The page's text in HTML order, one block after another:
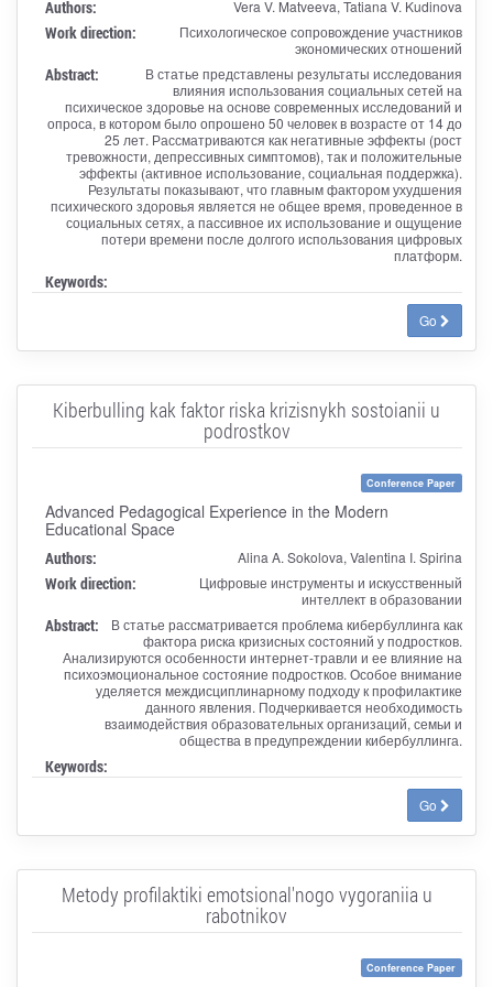
Authors: Vera V. Matveeva, Tatiana V. Kudinova
Work direction:
Психологическое сопровождение участников
экономических отношений
Abstract:
В статье представлены результаты исследования
влияния использования социальных сетей на
психическое здоровье на основе современных исследований и
опроса, в котором было опрошено 50 человек в возрасте от 14 до
25 лет. Рассматриваются как негативные эффекты (рост
тревожности, депрессивных симптомов), так и положительные
эффекты (активное использование, социальная поддержка).
Результаты показывают, что главным фактором ухудшения
психического здоровья является не общее время, проведенное в
социальных сетях, а пассивное их использование и ощущение
потери времени после долгого использования цифровых
платформ.
Keywords:
Go
Kiberbulling kak faktor riska krizisnykh sostoianii u
podrostkov
Conference Paper
Advanced Pedagogical Experience in the Modern
Educational Space
Authors: Alina A. Sokolova, Valentina I. Spirina
Work direction:
Цифровые инструменты и искусственный
интеллект в образовании
Abstract:
В статье рассматривается проблема кибербуллинга как
фактора риска кризисных состояний у подростков.
Анализируются особенности интернет-травли и ее влияние на
психоэмоциональное состояние подростков. Особое внимание
уделяется междисциплинарному подходу к профилактике
данного явления. Подчеркивается необходимость
взаимодействия образовательных организаций, семьи и
общества в предупреждении кибербуллинга.
Keywords:
Go
Metody profilaktiki emotsional'nogo vygoraniia u
rabotnikov
Conference Paper